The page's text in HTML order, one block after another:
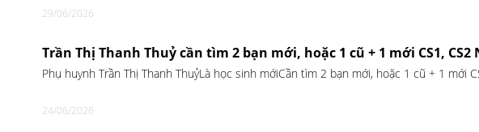
29/06/2026
Trần Thị Thanh Thuỷ cần tìm 2 bạn mới, hoặc 1 cũ + 1 mới CS1,
Phụ huynh Trần Thị Thanh ThuỷLà học sinh mớiCần tìm 2 bạn mới, hoặc 1 cũ + 1
24/06/2026